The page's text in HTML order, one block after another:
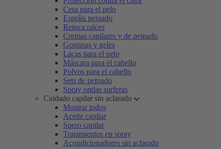
Cera para el pelo
Espráis peinado
Retoca raíces
Cremas capilares y de peinado
Gominas y geles
Lacas para el pelo
Máscara para el cabello
Polvos para el cabello
Sets de peinado
Spray ondas surferas
Cuidado capilar sin aclarado
Mostrar todos
Aceite capilar
Suero capilar
Tratamientos en spray
Acondicionadores sin aclarado